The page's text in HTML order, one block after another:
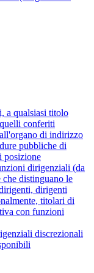
a qualsiasi titolo
conferiti
di indirizzo
pubbliche di
posizione
dirigenziali (da
distinguano le
dirigenti
titolari di
con funzioni
discrezionali